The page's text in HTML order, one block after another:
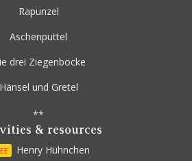
Rapunzel
Aschenputtel
drei Ziegenböcke
Hänsel und Gretel
**
& resources
Henry Hühnchen